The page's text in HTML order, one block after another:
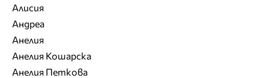
Алисия
Андреа
Анелия
Анелия Кошарска
Анелия Петкова